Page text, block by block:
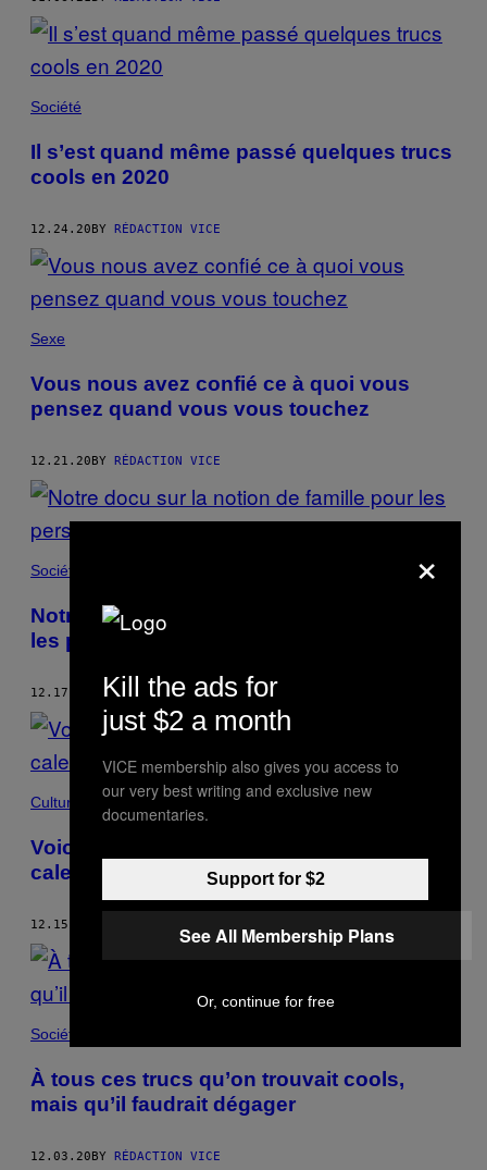
Société
Il s’est quand même passé quelques trucs
cools en 2020
12.24.20 BY RÉDACTION VICE
Sexe
Vous nous avez confié ce à quoi vous
pensez quand vous vous touchez
12.21.20 BY RÉDACTION VICE
Société
Notre docu sur la notion de famille pour
les personnes LGBTQIA+ à Bruxelles
12.17.20 BYRÉDACTION VICE
Culture
Voici les 13 photographes de notre
calendrier sensuel de charité 2021
12.15.20
Société
À tous ces trucs qu’on trouvait cools,
mais qu’il faudrait dégager
12.03.20 BY RÉDACTION VICE
×
Kill the ads for
just $2 a month
VICE membership also gives you access to
our very best writing and exclusive new
documentaries.
Support for $2
See All Membership Plans
Or, continue for free